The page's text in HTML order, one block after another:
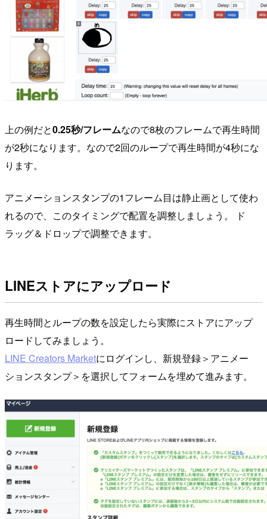
上の例だと0.25秒/フレームなので8枚のフレームで再生時間
が2秒になります。なので2回のループで再生時間が4秒にな
ります。
アニメーションスタンプの1フレーム目は静止画として使わ
れるので、このタイミングで配置を調整しましょう。 ド
ラッグ＆ドロップで調整できます。
LINEストアにアップロード
再生時間とループの数を設定したら実際にストアにアップ
ロードしてみましょう。
LINE Creators Marketにログインし、新規登録＞アニメー
ションスタンプ＞を選択してフォームを埋めて進みます。